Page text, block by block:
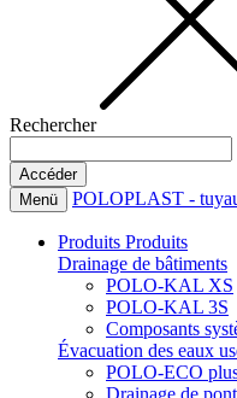
Rechercher
Menü POLOPLAST -
Produits Produits
Drainage de bâtiments
POLO-KAL XS
POLO-KAL 3S
Composants
Évacuation des eaux
POLO-ECO